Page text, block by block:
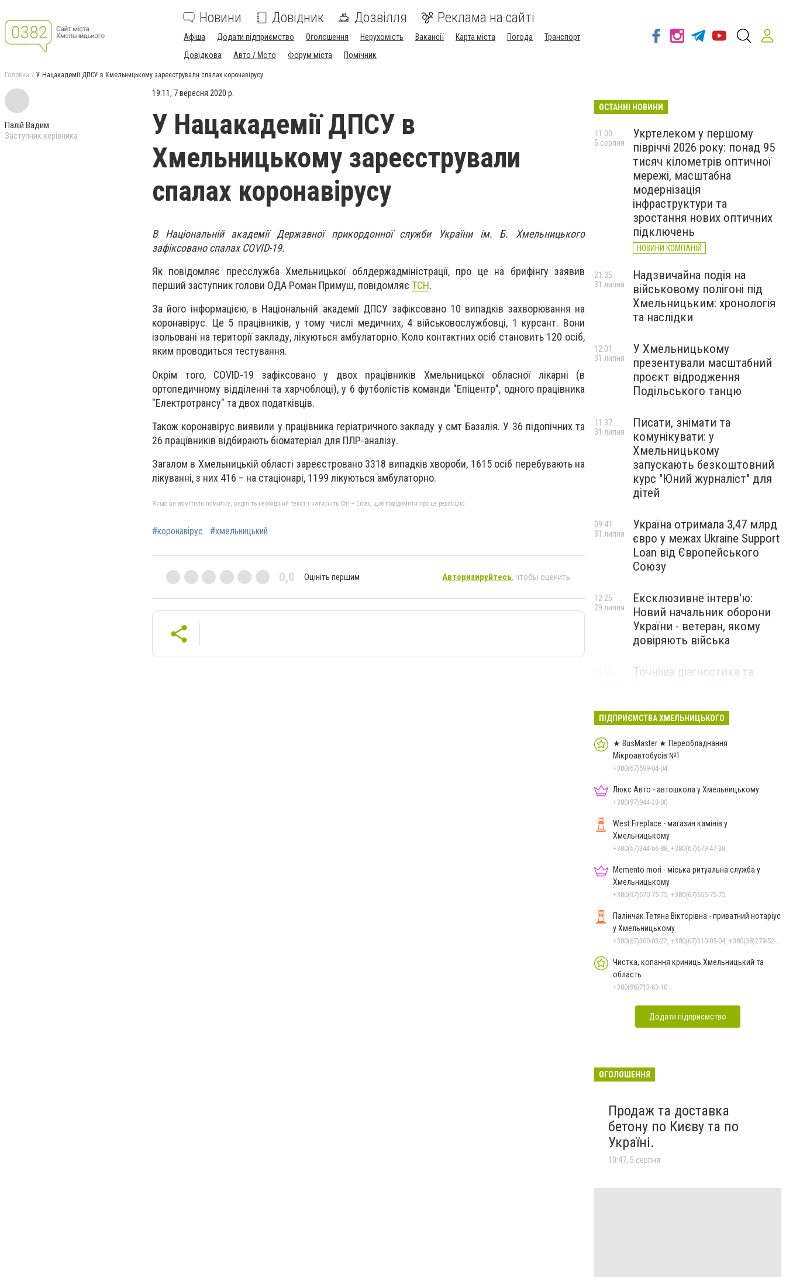
Новини Довідник Дозвілля Реклама на сайті
Афіша Додати підприємство Оголошення Нерухомість Вакансії Карта міста Погода
Транспорт
Довідкова
Авто / Мото Форум міста Помічник
Головна У Нацакадемії ДПСУ в Хмельницькому зареєстрували спалах коронавірусу
Палій Вадим
Заступник керівника
19:11, 7 вересня 2020 р.
У Нацакадемії ДПСУ в
Хмельницькому зареєстрували
спалах коронавірусу
В Національній академії Державної прикордонної служби України ім. Б. Хмельницького
зафіксовано спалах COVID-19.
Як повідомляє пресслужба Хмельницької облдержадміністрації, про це на брифінгу заявив
перший заступник голови ОДА Роман Примуш, повідомляє ТСН.
За його інформацією, в Національній академії ДПСУ зафіксовано 10 випадків захворювання на
коронавірус. Це 5 працівників, у тому числі медичних, 4 військовослужбовці, 1 курсант. Вони
ізольовані на території закладу, лікуються амбулаторно. Коло контактних осіб становить 120 осіб,
яким проводиться тестування.
Окрім того, COVID-19 зафіксовано у двох працівників Хмельницької обласної лікарні (в
ортопедичному відділенні та харчоблоці), у 6 футболістів команди "Епіцентр", одного працівника
"Електротрансу" та двох податківців.
Також коронавірус виявили у працівника геріатричного закладу у смт Базалія. У 36 підопічних та
26 працівників відбирають біоматеріал для ПЛР-аналізу.
Загалом в Хмельницькій області зареєстровано 3318 випадків хвороби, 1615 осіб перебувають на
лікуванні, з них 416 – на стаціонарі, 1199 лікуються амбулаторно.
Якщо ви помітили помилку, виділіть необхідний текст і натисніть Ctrl + Enter, щоб повідомити про це редакцію
#коронавірус #хмельницький
0,0 Оцініть першим Авторизируйтесь, чтобы оценить
ОСТАННІ НОВИНИ
Укртелеком у першому
півріччі 2026 року: понад 95
тисяч кілометрів оптичної
мережі, масштабна
модернізація
інфраструктури та
зростання нових оптичних
підключень
НОВИНИ КОМПАНІЙ
11:00
5 серпня
Надзвичайна подія на
військовому полігоні під
Хмельницьким: хронологія
та наслідки
21:35
31 липня
У Хмельницькому
презентували масштабний
проєкт відродження
Подільського танцю
12:01
31 липня
Писати, знімати та
комунікувати: у
Хмельницькому
запускають безкоштовний
курс "Юний журналіст" для
дітей
11:37
31 липня
Україна отримала 3,47 млрд
євро у межах Ukraine Support
Loan від Європейського
Союзу
09:41
31 липня
Ексклюзивне інтерв'ю:
Новий начальник оборони
України - ветеран, якому
довіряють війська
12:25
29 липня
Точніша діагностика та
протипухлинному центрі
запрацював новий
томограф
Паперовий флот замість
Чорноморського: як реальні
втрати Росії перетворилися
ПІДПРИЄМСТВА ХМЕЛЬНИЦЬКОГО
★ BusMaster ★ Переобладнання
Мікроавтобусів №1
+380(67)599-04-04
Люкс Авто - автошкола у Хмельницькому
+380(97)944-33-00
West Fireplace - магазин камінів у
Хмельницькому
+380(67)344-66-88, +380(67)679-47-38
Memento mori - міська ритуальна служба у
Хмельницькому
+380(97)570-75-75, +380(67)555-75-75
Палінчак Тетяна Вікторівна - приватний нотаріус
у Хмельницькому
+380(67)300-03-22, +380(67)310-05-04, +380(38)279-52-33
Чистка, копання криниць Хмельницький та
область
+380(96)713-63-10
Додати підприємство
ОГОЛОШЕННЯ
Продаж та доставка
бетону по Києву та по
Україні.
10:47, 5 серпня